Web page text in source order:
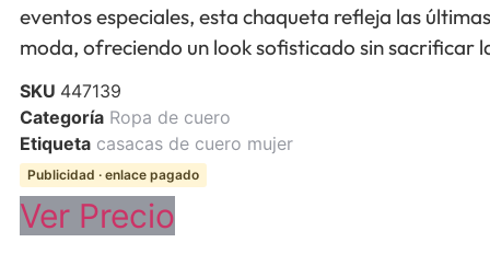
eventos especiales, esta chaqueta refleja las
moda, ofreciendo un look sofisticado sin sacrificar
SKU 447139
Categoría Ropa de cuero
Etiqueta casacas de cuero mujer
Publicidad · enlace pagado
Ver Precio